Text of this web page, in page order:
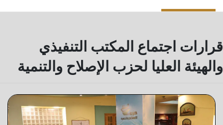
قرارات اجتماع المكتب التنفيذي
والهيئة العليا لحزب الإصلاح والتنمية